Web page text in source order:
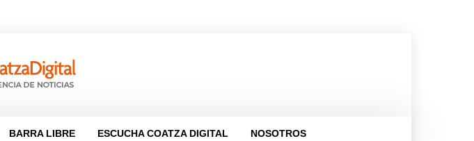
BARRA LIBRE ESCUCHA COATZA DIGITAL NOSOTROS